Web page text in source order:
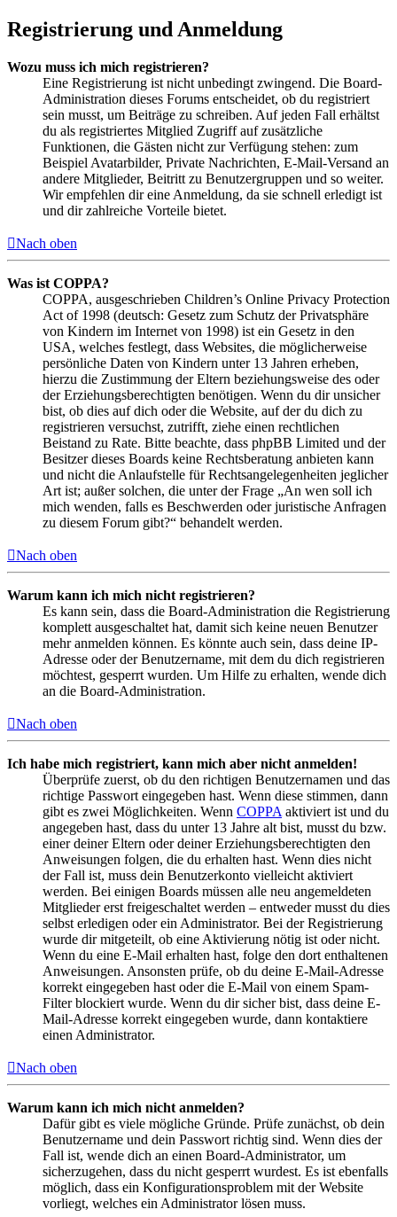
Registrierung und Anmeldung
Wozu muss ich mich registrieren?
Eine Registrierung ist nicht unbedingt zwingend. Die Board-
Administration dieses Forums entscheidet, ob du registriert
sein musst, um Beiträge zu schreiben. Auf jeden Fall erhältst
du als registriertes Mitglied Zugriff auf zusätzliche
Funktionen, die Gästen nicht zur Verfügung stehen: zum
Beispiel Avatarbilder, Private Nachrichten, E-Mail-Versand an
andere Mitglieder, Beitritt zu Benutzergruppen und so weiter.
Wir empfehlen dir eine Anmeldung, da sie schnell erledigt ist
und dir zahlreiche Vorteile bietet.
Nach oben
Was ist COPPA?
COPPA, ausgeschrieben Children’s Online Privacy Protection
Act of 1998 (deutsch: Gesetz zum Schutz der Privatsphäre
von Kindern im Internet von 1998) ist ein Gesetz in den
USA, welches festlegt, dass Websites, die möglicherweise
persönliche Daten von Kindern unter 13 Jahren erheben,
hierzu die Zustimmung der Eltern beziehungsweise des oder
der Erziehungsberechtigten benötigen. Wenn du dir unsicher
bist, ob dies auf dich oder die Website, auf der du dich zu
registrieren versuchst, zutrifft, ziehe einen rechtlichen
Beistand zu Rate. Bitte beachte, dass phpBB Limited und der
Besitzer dieses Boards keine Rechtsberatung anbieten kann
und nicht die Anlaufstelle für Rechtsangelegenheiten jeglicher
Art ist; außer solchen, die unter der Frage „An wen soll ich
mich wenden, falls es Beschwerden oder juristische Anfragen
zu diesem Forum gibt?“ behandelt werden.
Nach oben
Warum kann ich mich nicht registrieren?
Es kann sein, dass die Board-Administration die Registrierung
komplett ausgeschaltet hat, damit sich keine neuen Benutzer
mehr anmelden können. Es könnte auch sein, dass deine IP-
Adresse oder der Benutzername, mit dem du dich registrieren
möchtest, gesperrt wurden. Um Hilfe zu erhalten, wende dich
an die Board-Administration.
Nach oben
Ich habe mich registriert, kann mich aber nicht anmelden!
Überprüfe zuerst, ob du den richtigen Benutzernamen und das
richtige Passwort eingegeben hast. Wenn diese stimmen, dann
gibt es zwei Möglichkeiten. Wenn COPPA aktiviert ist und du
angegeben hast, dass du unter 13 Jahre alt bist, musst du bzw.
einer deiner Eltern oder deiner Erziehungsberechtigten den
Anweisungen folgen, die du erhalten hast. Wenn dies nicht
der Fall ist, muss dein Benutzerkonto vielleicht aktiviert
werden. Bei einigen Boards müssen alle neu angemeldeten
Mitglieder erst freigeschaltet werden – entweder musst du dies
selbst erledigen oder ein Administrator. Bei der Registrierung
wurde dir mitgeteilt, ob eine Aktivierung nötig ist oder nicht.
Wenn du eine E-Mail erhalten hast, folge den dort enthaltenen
Anweisungen. Ansonsten prüfe, ob du deine E-Mail-Adresse
korrekt eingegeben hast oder die E-Mail von einem Spam-
Filter blockiert wurde. Wenn du dir sicher bist, dass deine E-
Mail-Adresse korrekt eingegeben wurde, dann kontaktiere
einen Administrator.
Nach oben
Warum kann ich mich nicht anmelden?
Dafür gibt es viele mögliche Gründe. Prüfe zunächst, ob dein
Benutzername und dein Passwort richtig sind. Wenn dies der
Fall ist, wende dich an einen Board-Administrator, um
sicherzugehen, dass du nicht gesperrt wurdest. Es ist ebenfalls
möglich, dass ein Konfigurationsproblem mit der Website
vorliegt, welches ein Administrator lösen muss.